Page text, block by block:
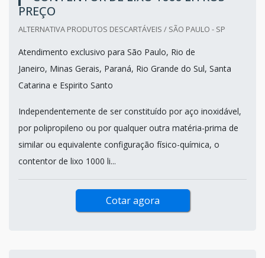
PREÇO
ALTERNATIVA PRODUTOS DESCARTÁVEIS / SÃO PAULO - SP
Atendimento exclusivo para São Paulo, Rio de
Janeiro, Minas Gerais, Paraná, Rio Grande do Sul, Santa
Catarina e Espirito Santo
Independentemente de ser constituído por aço inoxidável,
por polipropileno ou por qualquer outra matéria-prima de
similar ou equivalente configuração físico-química, o
contentor de lixo 1000 li...
Cotar agora